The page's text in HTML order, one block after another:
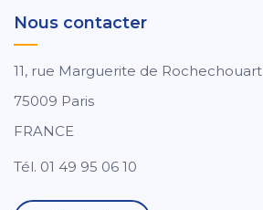
Nous contacter
11, rue Marguerite de Rochechouart
75009 Paris
FRANCE
Tél. 01 49 95 06 10